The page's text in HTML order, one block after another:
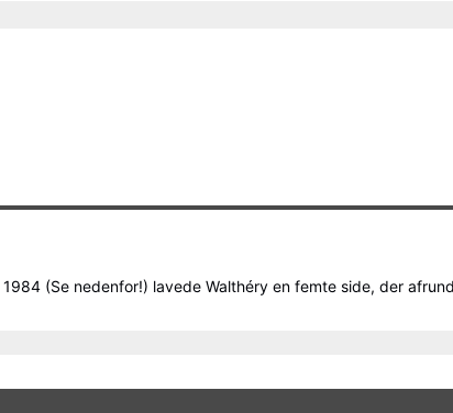
1984 (Se nedenfor!) lavede Walthéry en femte side, der